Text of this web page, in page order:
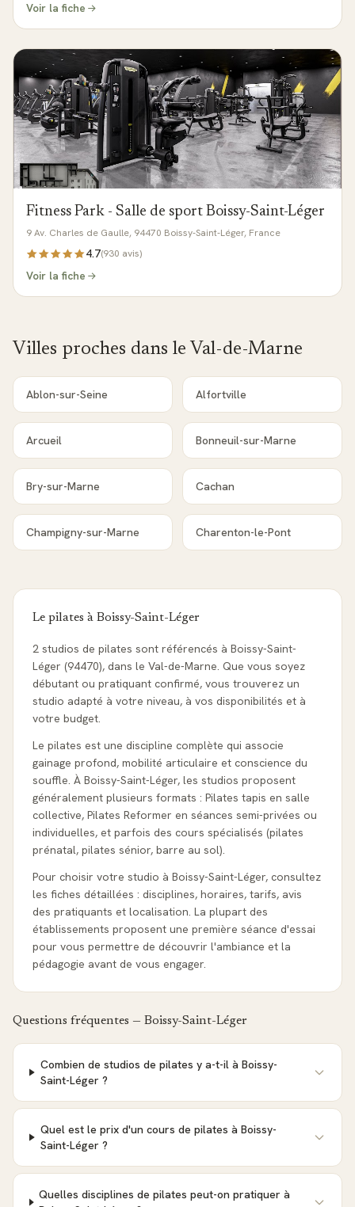
Voir la fiche
Fitness Park - Salle de sport Boissy-Saint-Léger
9 Av. Charles de Gaulle, 94470 Boissy-Saint-Léger, France
4.7(930 avis)
Voir la fiche
Villes proches dans le Val-de-Marne
Ablon-sur-Seine Alfortville
Arcueil Bonneuil-sur-Marne
Bry-sur-Marne Cachan
Champigny-sur-Marne Charenton-le-Pont
Le pilates à Boissy-Saint-Léger
2 studios de pilates sont référencés à Boissy-Saint-
Léger (94470), dans le Val-de-Marne. Que vous soyez
débutant ou pratiquant confirmé, vous trouverez un
studio adapté à votre niveau, à vos disponibilités et à
votre budget.
Le pilates est une discipline complète qui associe
gainage profond, mobilité articulaire et conscience du
souffle. À Boissy-Saint-Léger, les studios proposent
généralement plusieurs formats : Pilates tapis en salle
collective, Pilates Reformer en séances semi-privées ou
individuelles, et parfois des cours spécialisés (pilates
prénatal, pilates sénior, barre au sol).
Pour choisir votre studio à Boissy-Saint-Léger, consultez
les fiches détaillées : disciplines, horaires, tarifs, avis
des pratiquants et localisation. La plupart des
établissements proposent une première séance d'essai
pour vous permettre de découvrir l'ambiance et la
pédagogie avant de vous engager.
Questions fréquentes — Boissy-Saint-Léger
Combien de studios de pilates y a-t-il à Boissy-
Saint-Léger ?
Quel est le prix d'un cours de pilates à Boissy-
Saint-Léger ?
Quelles disciplines de pilates peut-on pratiquer à